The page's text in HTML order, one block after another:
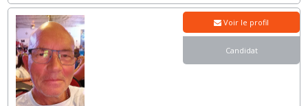
Voir le profil
Candidat